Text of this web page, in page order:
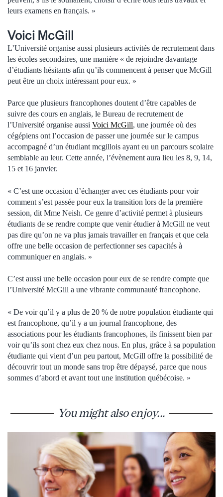
leurs examens en français. »
Voici McGill
L’Université organise aussi plusieurs activités de recrutement dans
les écoles secondaires, une manière « de rejoindre davantage
d’étudiants hésitants afin qu’ils commencent à penser que McGill
peut être un choix intéressant pour eux. »
Parce que plusieurs francophones doutent d’être capables de
suivre des cours en anglais, le Bureau de recrutement de
l’Université organise aussi Voici McGill, une journée où des
cégépiens ont l’occasion de passer une journée sur le campus
accompagné d’un étudiant mcgillois ayant eu un parcours scolaire
semblable au leur. Cette année, l’évènement aura lieu les 8, 9, 14,
15 et 16 janvier.
« C’est une occasion d’échanger avec ces étudiants pour voir
comment s’est passée pour eux la transition lors de la première
session, dit Mme Neish. Ce genre d’activité permet à plusieurs
étudiants de se rendre compte que venir étudier à McGill ne veut
pas dire qu’on ne va plus jamais travailler en français et que cela
offre une belle occasion de perfectionner ses capacités à
communiquer en anglais. »
C’est aussi une belle occasion pour eux de se rendre compte que
l’Université McGill a une vibrante communauté francophone.
« De voir qu’il y a plus de 20 % de notre population étudiante qui
est francophone, qu’il y a un journal francophone, des
associations pour les étudiants francophones, ils finissent bien par
voir qu’ils sont chez eux chez nous. En plus, grâce à sa population
étudiante qui vient d’un peu partout, McGill offre la possibilité de
découvrir tout un monde sans trop être dépaysé, parce que nous
sommes d’abord et avant tout une institution québécoise. »
You might also enjoy...